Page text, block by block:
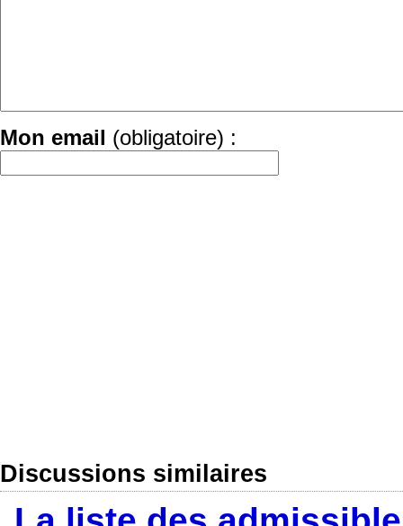
Mon email (obligatoire) :
Discussions similaires